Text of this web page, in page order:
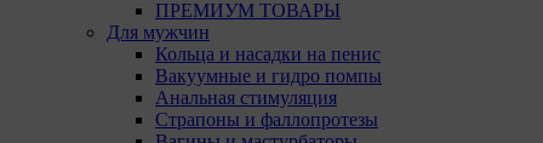
ПРЕМИУМ ТОВАРЫ
Для мужчин
Кольца и насадки на пенис
Вакуумные и гидро помпы
Анальная стимуляция
Страпоны и фаллопротезы